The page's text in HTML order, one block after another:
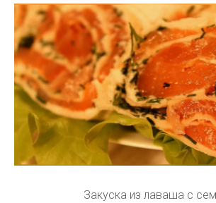
Закуска из лаваша с